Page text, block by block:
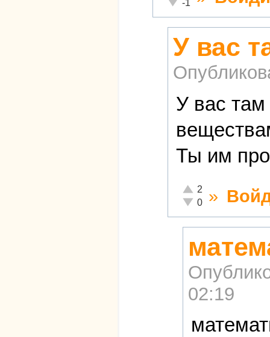
-1
У вас
У вас
Ты им про
Отлично!
2
Неадекватно!
0 »
02:19